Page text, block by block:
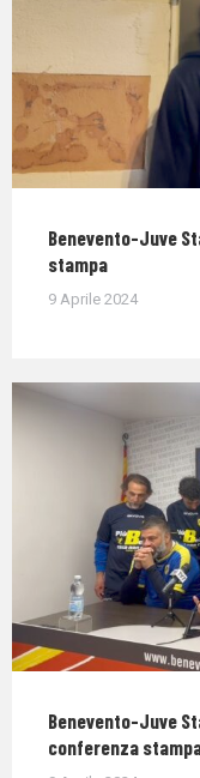
Benevento-Juve
stampa
9 Aprile 2024
Benevento-Juve
conferenza